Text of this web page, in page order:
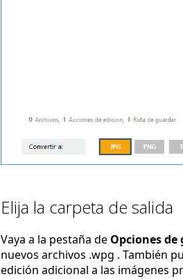
Elija la carpeta de salida
Vaya a la pestaña de Opciones de
nuevos archivos .wpg . También
edición adicional a las imágenes